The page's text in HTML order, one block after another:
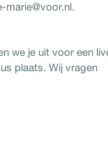
marie@voor.nl.
we je uit voor een
plaats. Wij vragen